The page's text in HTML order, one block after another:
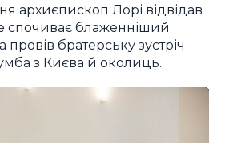
архиєпископ Лорі відвідав
спочиває блаженніший
братерську зустріч
з Києва й околиць.